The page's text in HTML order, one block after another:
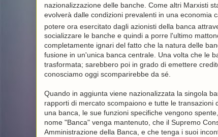
nazionalizzazione delle banche. Come altri Marxisti
evolverà dalle condizioni prevalenti in una economia
potere ora esercitato dagli azionisti della banca
socializzare le banche e quindi a porre l'ultimo
completamente ignari del fatto che la natura delle
fusione in un'unica banca centrale. Una volta che le
trasformata; sarebbero poi in grado di emettere
conosciamo oggi scomparirebbe da sé.
Quando in aggiunta viene nazionalizzata la singola
rapporti di mercato scompaiono e tutte le
una banca, le sue funzioni specifiche vengono
nome "Banca" venga mantenuto, che il Supremo
Amministrazione della Banca, e che tenga i suoi